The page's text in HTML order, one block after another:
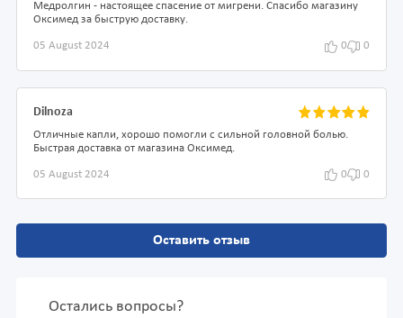
Медролгин - настоящее спасение от мигрени. Спасибо магазину
Оксимед за быструю доставку.
05 August 2024 0 0
Dilnoza
Отличные капли, хорошо помогли с сильной головной болью.
Быстрая доставка от магазина Оксимед.
05 August 2024 0 0
Оставить отзыв
Остались вопросы?